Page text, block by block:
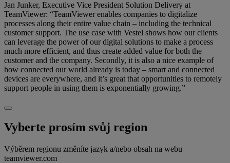
Jan Junker, Executive Vice President Solution Delivery at
TeamViewer: “TeamViewer enables companies to digitalize
processes along their entire value chain – including the technical
customer support. The use case with Vestel shows how our clients
can leverage the power of our digital solutions to make a process
much more efficient, and thus create added value for both the
customer and the company. Secondly, it is also a nice example of
how connected our world already is today – smart and connected
devices are everywhere, and it’s great that opportunities to remotely
support people in using them is exponentially growing.”
Vyberte prosím svůj region
Výběrem regionu změníte jazyk a/nebo obsah na webu
teamviewer.com